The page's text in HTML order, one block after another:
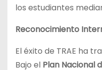
los estudiantes
Reconocimiento
El éxito de TRAE ha
Bajo el Plan Nacional